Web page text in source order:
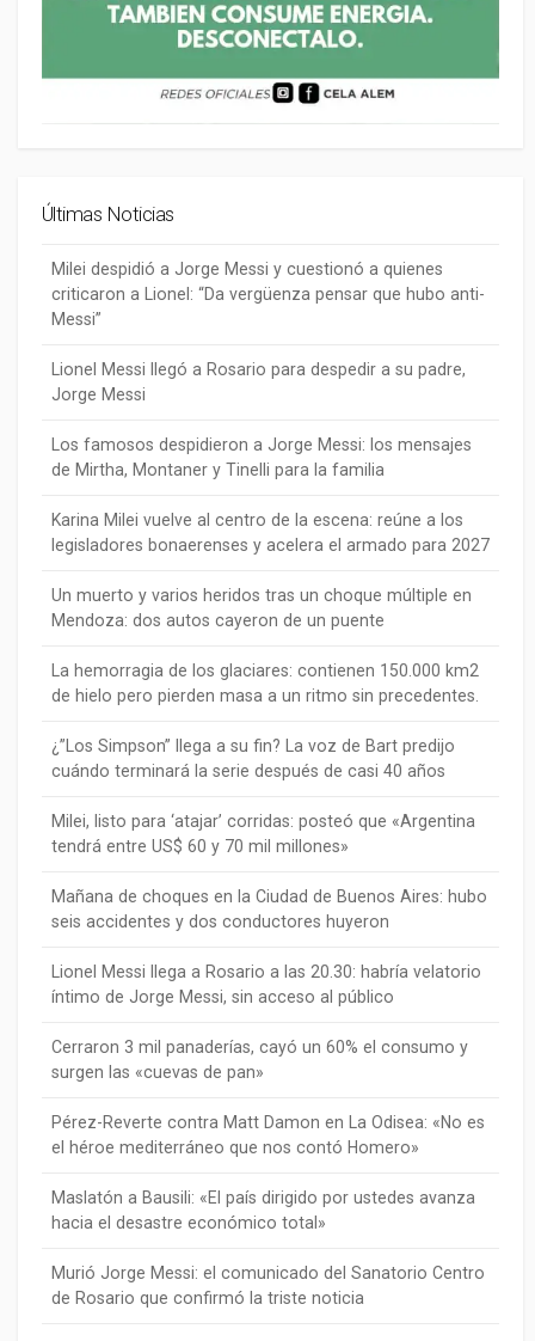
Últimas Noticias
Milei despidió a Jorge Messi y cuestionó a quienes
criticaron a Lionel: “Da vergüenza pensar que hubo anti-
Messi”
Lionel Messi llegó a Rosario para despedir a su padre,
Jorge Messi
Los famosos despidieron a Jorge Messi: los mensajes
de Mirtha, Montaner y Tinelli para la familia
Karina Milei vuelve al centro de la escena: reúne a los
legisladores bonaerenses y acelera el armado para 2027
Un muerto y varios heridos tras un choque múltiple en
Mendoza: dos autos cayeron de un puente
La hemorragia de los glaciares: contienen 150.000 km2
de hielo pero pierden masa a un ritmo sin precedentes.
¿”Los Simpson” llega a su fin? La voz de Bart predijo
cuándo terminará la serie después de casi 40 años
Milei, listo para ‘atajar’ corridas: posteó que «Argentina
tendrá entre US$ 60 y 70 mil millones»
Mañana de choques en la Ciudad de Buenos Aires: hubo
seis accidentes y dos conductores huyeron
Lionel Messi llega a Rosario a las 20.30: habría velatorio
íntimo de Jorge Messi, sin acceso al público
Cerraron 3 mil panaderías, cayó un 60% el consumo y
surgen las «cuevas de pan»
Pérez-Reverte contra Matt Damon en La Odisea: «No es
el héroe mediterráneo que nos contó Homero»
Maslatón a Bausili: «El país dirigido por ustedes avanza
hacia el desastre económico total»
Murió Jorge Messi: el comunicado del Sanatorio Centro
de Rosario que confirmó la triste noticia